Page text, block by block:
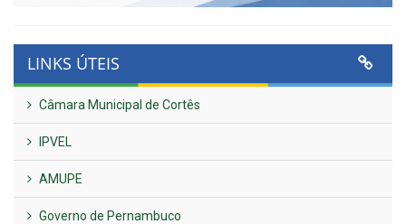
LINKS ÚTEIS
Câmara Municipal de Cortês
IPVEL
AMUPE
Governo de Pernambuco